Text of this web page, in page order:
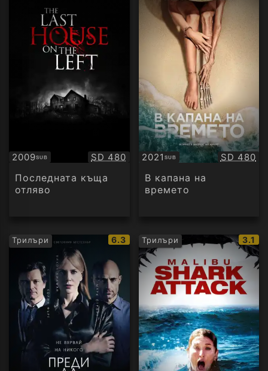
2009SUB
Субтитри Качество:
SD 480
Последната къща
отляво
2021 SUB
Субтитри SD 480
В капана на
времето
Трилъри
IMDb
рейтинг:
6.3 Трилъри
IMDb
3.1